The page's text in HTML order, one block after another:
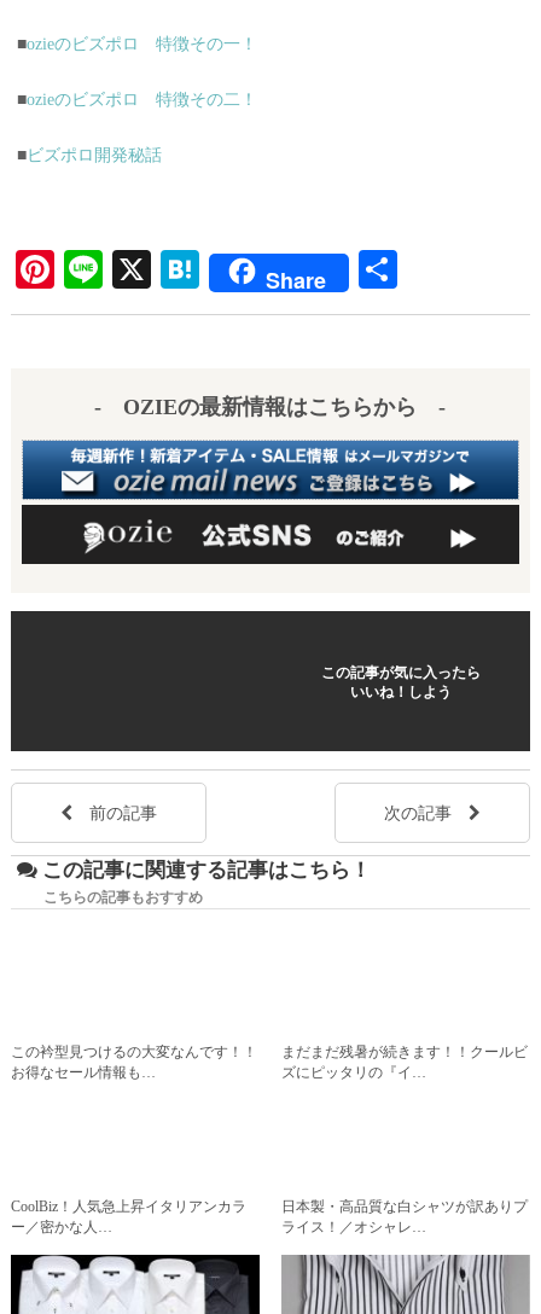
■ozieのビズポロ 特徴その一！
■ozieのビズポロ 特徴その二！
■ビズポロ開発秘話
Pi
nt
Li
ne
X
H
at
a
Share
有
- OZIEの最新情報はこちらから -
この記事が気に入ったら
いいね！しよう
前の記事 次の記事
この記事に関連する記事はこちら！
こちらの記事もおすすめ
この衿型見つけるの大変なんです！！
お得なセール情報も…
まだまだ残暑が続きます！！クールビ
ズにピッタリの『イ…
CoolBiz！人気急上昇イタリアンカラ
ー／密かな人…
日本製・高品質な白シャツが訳ありプ
ライス！／オシャレ…